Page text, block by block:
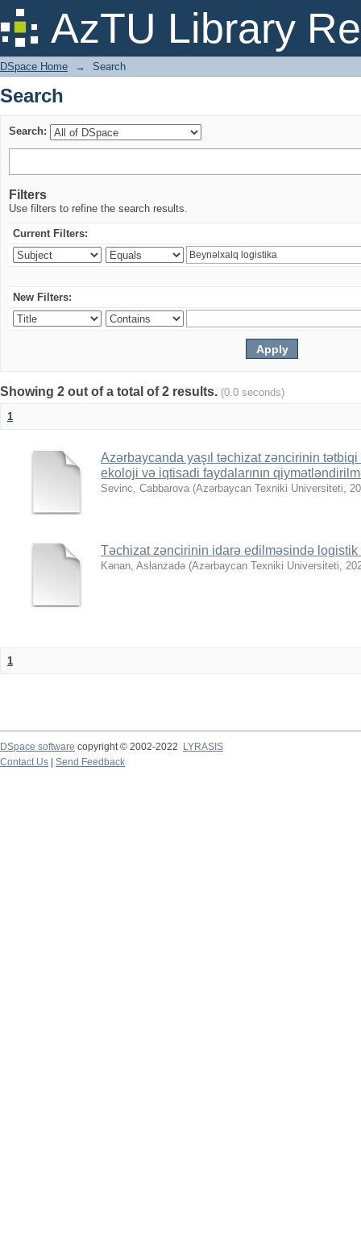
AzTU Library
Search
DSpace Home → Search
Search
Search:
Filters
Use filters to refine the search results.
Current Filters:
New Filters:
Showing 2 out of a total of 2 results. (0.0 seconds)
1
Azərbaycanda yaşıl təchizat zəncirinin
ekoloji və iqtisadi faydalarının
Sevinc, Cabbarova (Azərbaycan Texniki Universiteti,
Təchizat zəncirinin idarə edilməsində logistik
Kənan, Aslanzadə (Azərbaycan Texniki Universiteti,
1
DSpace software copyright © 2002-2022
LYRASIS
Contact Us
Send Feedback